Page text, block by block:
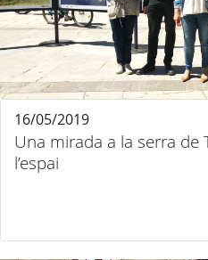
Una mirada a la serra de
l’espai
16/05/2019